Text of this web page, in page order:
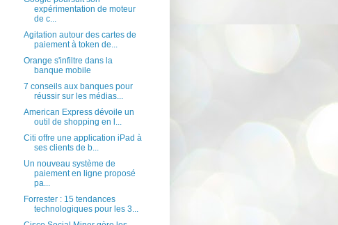
expérimentation de moteur
de c...
Agitation autour des cartes de
paiement à token de...
Orange s'infiltre dans la
banque mobile
7 conseils aux banques pour
réussir sur les médias...
American Express dévoile un
outil de shopping en l...
Citi offre une application iPad à
ses clients de b...
Un nouveau système de
paiement en ligne proposé
pa...
Forrester : 15 tendances
technologiques pour les 3...